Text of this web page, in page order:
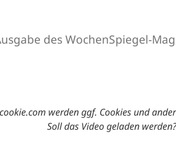
des WochenSpiegel-
werden ggf. Cookies und
Soll das Video geladen werden?